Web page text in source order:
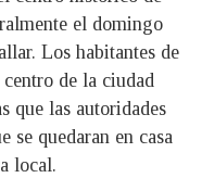
el domingo
Los habitantes de
de la ciudad
que las autoridades
se quedaran en casa
local.